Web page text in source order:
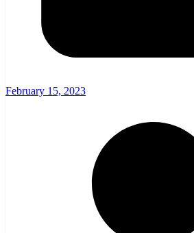
February 15, 2023